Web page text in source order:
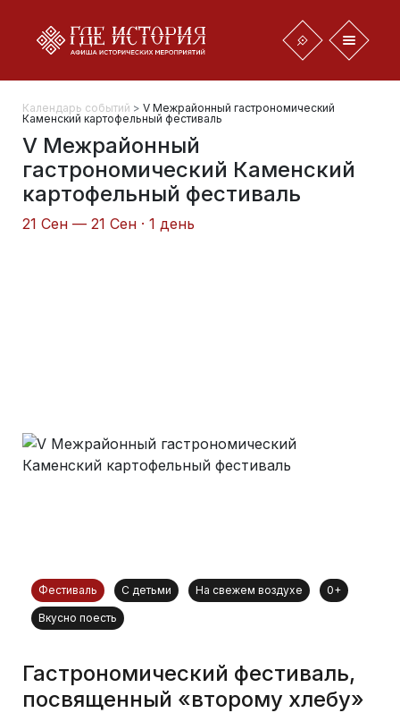
Календарь событий > V Межрайонный гастрономический
Каменский картофельный фестиваль
V Межрайонный
гастрономический Каменский
картофельный фестиваль
21 Сен — 21 Сен · 1 день
Фестиваль С детьми На свежем воздухе 0+
Вкусно поесть
Гастрономический фестиваль,
посвященный «второму хлебу»